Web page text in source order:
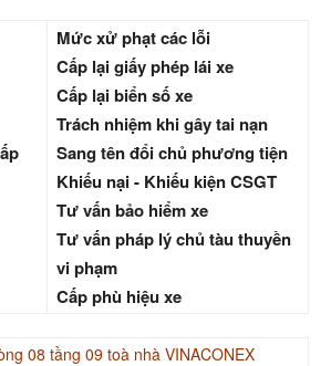
Mức xử phạt các lỗi
Cấp lại giấy phép lái xe
Cấp lại biển số xe
Trách nhiệm khi gây tai nạn
Sang tên đổi chủ phương tiện
Khiếu nại - Khiếu kiện CSGT
Tư vấn bảo hiểm xe
Tư vấn pháp lý chủ tàu thuyền
vi phạm
Cấp phù hiệu xe
08 tầng 09 toà nhà VINACONEX